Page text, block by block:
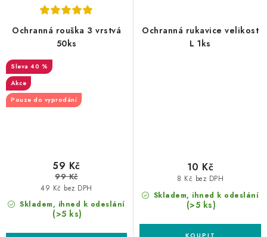
Ochranná rouška 3 vrstvá
50ks
40 %
Akce
Pouze do vyprodání
Skladem, ihned k odeslání
(>5 ks)
49 Kč bez DPH
59 Kč
99 Kč
Ochranná rukavice velikost
L 1ks
Skladem, ihned k odeslání
(>5 ks)
8 Kč bez DPH
10 Kč